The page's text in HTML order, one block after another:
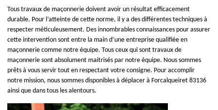
Tous travaux de maçonnerie doivent avoir un résultat efficacement
durable. Pour l’atteinte de cette norme, il y a des différentes techniques à
respecter méticuleusement. Des innombrables connaissances pour assurer
cette intervention sont entre la main d’une entreprise qualifiée en
maçonnerie comme notre équipe. Tous ceux qui sont travaux de
maçonnerie sont absolument maitrisés par notre équipe. Nous sommes
prêts à vous servir tout en respectant votre consigne. Pour accomplir
notre mission, nous sommes disponibles à déplacer à Forcalqueiret 83136
ainsi que dans tous les alentours.